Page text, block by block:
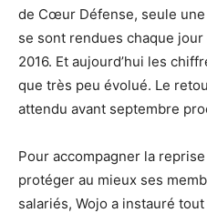
de Cœur Défense, seule
se sont rendues chaque
2016. Et aujourd’hui les
que très peu évolué. Le
attendu avant septembre
Pour accompagner la
protéger au mieux ses
salariés, Wojo a instauré